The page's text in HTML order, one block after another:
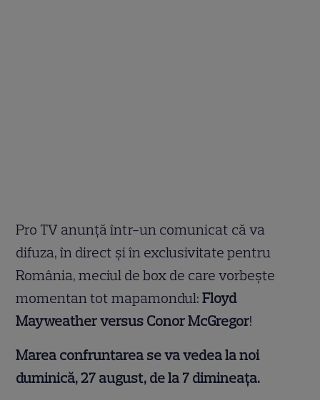
Pro TV anunță într-un comunicat că va
difuza, în direct și în exclusivitate pentru
România, meciul de box de care vorbește
momentan tot mapamondul:Floyd
Mayweather versus Conor McGregor!
Marea confruntarea se va vedea la noi
duminică, 27 august, de la 7 dimineața.